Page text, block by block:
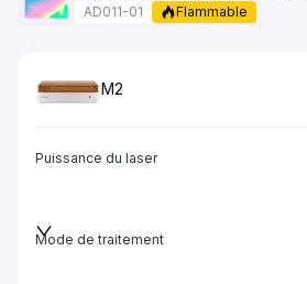
AD011-01 Flammable
M2
Puissance du laser
Mode de traitement